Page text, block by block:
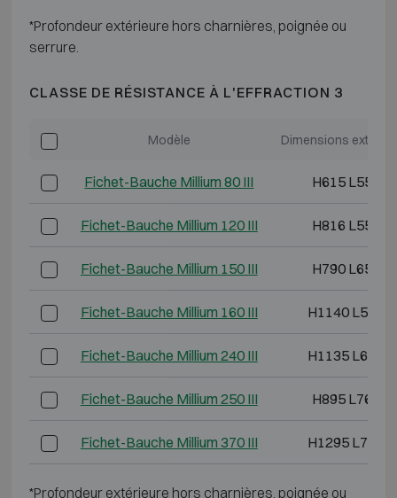
*Profondeur extérieure hors charnières, poignée ou
serrure.
CLASSE DE RÉSISTANCE À L'EFFRACTION 3
Modèle Dimensions
Fichet-Bauche Millium 80 III H615 L555
Fichet-Bauche Millium 120 III H816 L555
Fichet-Bauche Millium 150 III H790 L655
Fichet-Bauche Millium 160 III H1140 L555
Fichet-Bauche Millium 240 III H1135 L655
Fichet-Bauche Millium 250 III H895 L765
Fichet-Bauche Millium 370 III H1295 L765
*Profondeur extérieure hors charnières, poignée ou